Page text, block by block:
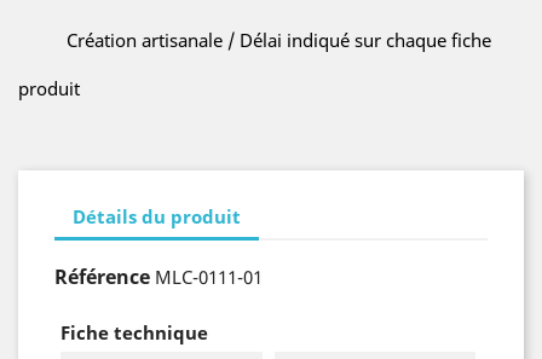
Création artisanale / Délai indiqué sur chaque fiche
produit
Détails du produit
Référence MLC-0111-01
Fiche technique